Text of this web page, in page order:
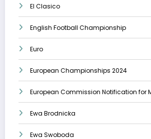
El Clasico
English Football Championship
Euro
European Championships 2024
European Commission Notification for
Ewa Brodnicka
Ewa Swoboda